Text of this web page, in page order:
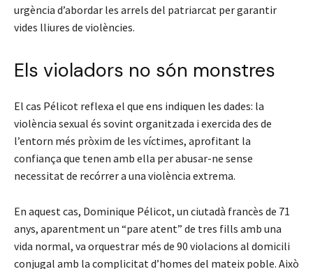
urgència d’abordar les arrels del patriarcat per garantir
vides lliures de violències.
Els violadors no són monstres
El cas Pélicot reflexa el que ens indiquen les dades: la
violència sexual és sovint organitzada i exercida des de
l’entorn més pròxim de les víctimes, aprofitant la
confiança que tenen amb ella per abusar-ne sense
necessitat de recórrer a una violència extrema.
En aquest cas, Dominique Pélicot, un ciutadà francès de 71
anys, aparentment un “pare atent” de tres fills amb una
vida normal, va orquestrar més de 90 violacions al domicili
conjugal amb la complicitat d’homes del mateix poble. Això